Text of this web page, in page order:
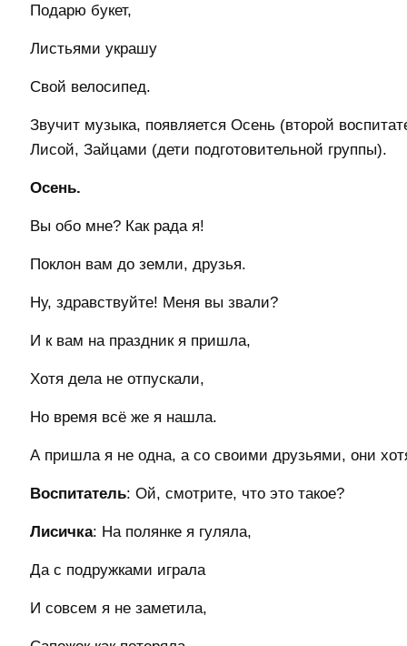
Подарю букет,
Листьями украшу
Свой велосипед.
Звучит музыка, появляется Осень (второй
Лисой, Зайцами (дети подготовительной группы).
Осень.
Вы обо мне? Как рада я!
Поклон вам до земли, друзья.
Ну, здравствуйте! Меня вы звали?
И к вам на праздник я пришла,
Хотя дела не отпускали,
Но время всё же я нашла.
А пришла я не одна, а со своими друзьями, они
Воспитатель: Ой, смотрите, что это такое?
Лисичка: На полянке я гуляла,
Да с подружками играла
И совсем я не заметила,